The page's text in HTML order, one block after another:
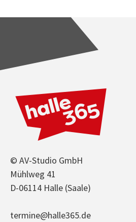
© AV-Studio GmbH
Mühlweg 41
D-06114 Halle (Saale)
termine@halle365.de